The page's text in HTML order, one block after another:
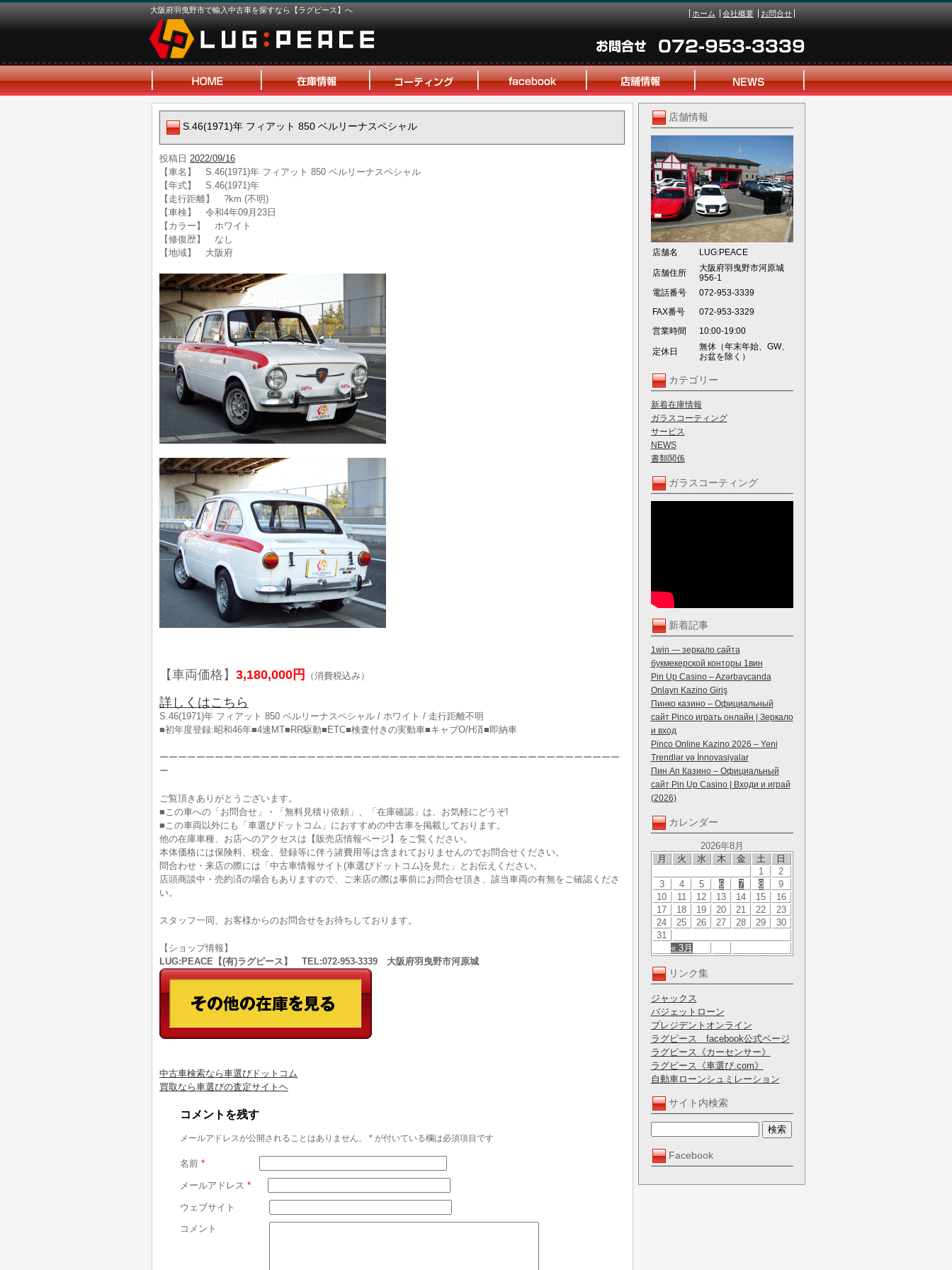
大阪府羽曳野市で輸入中古車を探すなら【ラグピース】へ ホーム 会社概要 お問合せ
店舗情報
店舗名 LUG:PEACE
店舗住所
大阪府羽曳野市河原城
956-1
電話番号
072-953-3339
FAX番号
072-953-3329
営業時間
10:00-19:00
定休日
無休（年末年始、GW、
お盆を除く）
カテゴリー
新着在庫情報
ガラスコーティング
サービス
NEWS
書類関係
ガラスコーティング
新着記事
1win — зеркало сайта
букмекерской конторы 1вин
Pin Up Casino – Azərbaycanda
Onlayn Kazino Giriş
Пинко казино – Официальный
сайт Pinco играть онлайн | Зеркало
и вход
Pinco Online Kazino 2026 – Yeni
Trendlər və İnnovasiyalar
Пин Ап Казино – Официальный
сайт Pin Up Casino | Входи и играй
(2026)
カレンダー
2026年8月
月
火 水 木 金 土 日
« 3月
1
2
3
4 5 6 7 8
9
10
11 12 13 14 15
16
17
18 19 20 21 22
23
24
25 26 27 28 29
30
31
リンク集
ジャックス
バジェットローン
プレジデントオンライン
ラグピース facebook公式ページ
ラグピース《カーセンサー》
ラグピース《車選び.com》
自動車ローンシュミレーション
サイト内検索
Facebook
S.46(1971)年 フィアット 850 ベルリーナスペシャル
投稿日 2022/09/16
【車名】 S.46(1971)年 フィアット 850 ベルリーナスペシャル
【年式】 S.46(1971)年
【走行距離】 ?km (不明)
【車検】 令和4年09月23日
【カラー】 ホワイト
【修復歴】 なし
【地域】 大阪府
【車両価格】 3,180,000円 （消費税込み）
詳しくはこちら
S.46(1971)年 フィアット 850 ベルリーナスペシャル / ホワイト / 走行距離不明
■初年度登録:昭和46年■4速MT■RR駆動■ETC■検査付きの実動車■キャブO/H済■即納車
ーーーーーーーーーーーーーーーーーーーーーーーーーーーーーーーーーーーーーーーーーーーーーーーーーー
ー
ご覧頂きありがとうございます。
■この車への「お問合せ」・「無料見積り依頼」、「在庫確認」は、お気軽にどうぞ!
■この車両以外にも「車選びドットコム」におすすめの中古車を掲載しております。
他の在庫車種、お店へのアクセスは【販売店情報ページ】をご覧ください。
本体価格には保険料、税金、登録等に伴う諸費用等は含まれておりませんのでお問合せください。
問合わせ・来店の際には「中古車情報サイト(車選びドットコム)を見た」とお伝えください。
店頭商談中・売約済の場合もありますので、ご来店の際は事前にお問合せ頂き、該当車両の有無をご確認くださ
い。
スタッフ一同、お客様からのお問合せをお待ちしております。
【ショップ情報】
LUG:PEACE【(有)ラグピース】 TEL:072-953-3339 大阪府羽曳野市河原城
中古車検索なら車選びドットコム
買取なら車選びの査定サイトヘ
コメントを残す
メールアドレスが公開されることはありません。 * が付いている欄は必須項目です
名前 *
メールアドレス *
ウェブサイト
コメント